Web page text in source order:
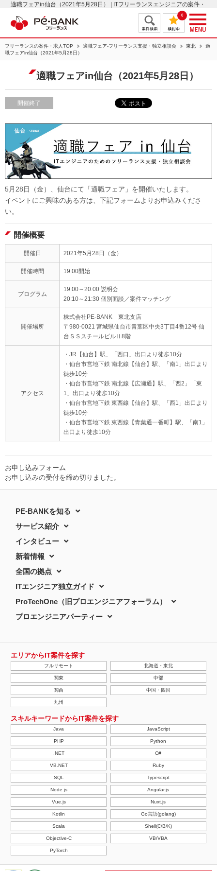
適職フェアin仙台（2021年5月28日） | ITフリーランスエンジニアの案件・
0
フリーランスの案件・求人TOP 適職フェア-フリーランス支援・独立相談会 東北
適
職フェアin仙台（2021年5月28日）
適職フェアin仙台（2021年5月28日）
開催終了
5月28日（金）、仙台にて「適職フェア」を開催いたします。
イベントにご興味のある方は、下記フォームよりお申込みくださ
い。
開催概要
開催日 2021年5月28日（金）
開催時間 19:00開始
プログラム
19:00～20:00 説明会
20:10～21:30 個別面談／案件マッチング
開催場所
株式会社PE-BANK 東北支店
〒980-0021 宮城県仙台市青葉区中央3丁目4番12号 仙
台ＳＳスチールビルⅡ8階
アクセス
・JR【仙台】駅、「西口」出口より徒歩10分
・仙台市営地下鉄 南北線【仙台】駅、「南1」出口より
徒歩10分
・仙台市営地下鉄 南北線【広瀬通】駅、「西2」「東
1」出口より徒歩10分
・仙台市営地下鉄 東西線【仙台】駅、「西1」出口より
徒歩10分
・仙台市営地下鉄 東西線【青葉通一番町】駅、「南1」
出口より徒歩10分
お申し込みフォーム
お申し込みの受付を締め切りました。
PE-BANKを知る
サービス紹介
インタビュー
新着情報
全国の拠点
ITエンジニア独立ガイド
ProTechOne（旧プロエンジニアフォーラム）
プロエンジニアパーティー
エリアからIT案件を探す
フルリモート 北海道・東北
関東 中部
関西 中国・四国
九州
スキルキーワードからIT案件を探す
Java JavaScript
PHP Python
.NET C#
VB.NET Ruby
SQL Typescript
Node.js Angular.js
Vue.js Nuxt.js
Kotlin Go言語(golang)
Scala Shell(C/B/K)
Objective-C VB/VBA
PyTorch